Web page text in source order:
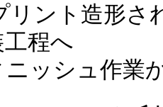
リント造形さ
工程へ
ニッシュ作業